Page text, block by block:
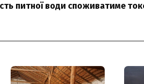
питної води споживатиме